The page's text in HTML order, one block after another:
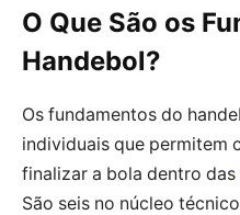
O Que São os
Handebol?
Os fundamentos do
individuais que permitem
finalizar a bola dentro das
São seis no núcleo